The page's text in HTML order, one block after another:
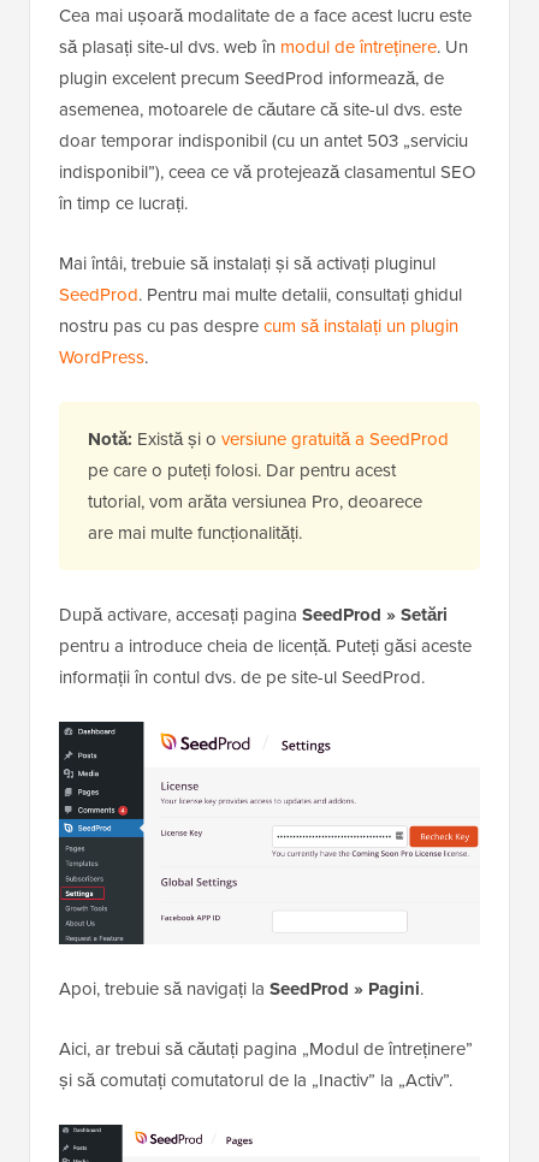
întâmplă dacă trebuie să ascundețiîntregulsite web?
Acest lucru este comun atunci când construiți site-ul
pentru prima dată sau faceți modificări majore. Cea
mai bună modalitate de a face acest lucru este prin
punerea site-ului în modul de întreținere.
Cea mai ușoară modalitate de a face acest lucru este
plugin excelent precum SeedProd informează, de
asemenea, motoarele de căutare că site-ul dvs. este
doar temporar indisponibil (cu un antet 503 „serviciu
indisponibil”), ceea ce vă protejează clasamentul SEO
în timp ce lucrați.
Mai întâi, trebuie să instalați și să activați pluginul
SeedProd. Pentru mai multe detalii, consultați ghidul
nostru pas cu pas desprecum să instalați un plugin
Notă:Există și oversiune gratuită a SeedProd
pe care o puteți folosi. Dar pentru acest
are mai multe funcționalități.
După activare, accesați paginaSeedProd » Setări
pentru a introduce cheia de licență. Puteți găsi aceste
informații în contul dvs. de pe site-ul SeedProd.